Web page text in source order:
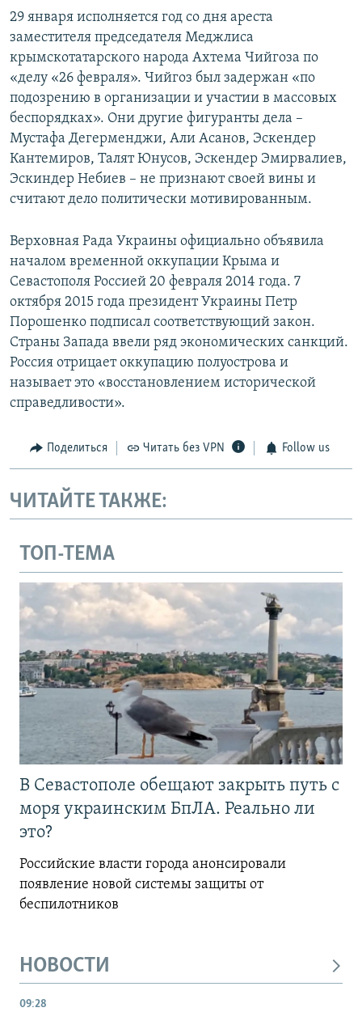
29 января исполняется год со дня ареста
заместителя председателя Меджлиса
крымскотатарского народа Ахтема Чийгоза по
«делу «26 февраля». Чийгоз был задержан «по
подозрению в организации и участии в массовых
беспорядках». Они другие фигуранты дела –
Мустафа Дегерменджи, Али Асанов, Эскендер
Кантемиров, Талят Юнусов, Эскендер Эмирвалиев,
Эскиндер Небиев – не признают своей вины и
считают дело политически мотивированным.
Верховная Рада Украины официально объявила
началом временной оккупации Крыма и
Севастополя Россией 20 февраля 2014 года. 7
октября 2015 года президент Украины Петр
Порошенко подписал соответствующий закон.
Страны Запада ввели ряд экономических санкций.
Россия отрицает оккупацию полуострова и
называет это «восстановлением исторической
справедливости».
Поделиться Читать без VPN Follow us
ЧИТАЙТЕ ТАКЖЕ:
ТОП-ТЕМА
В Севастополе обещают закрыть путь с
моря украинским БпЛА. Реально ли
это?
Российские власти города анонсировали
появление новой системы защиты от
беспилотников
НОВОСТИ
09:28